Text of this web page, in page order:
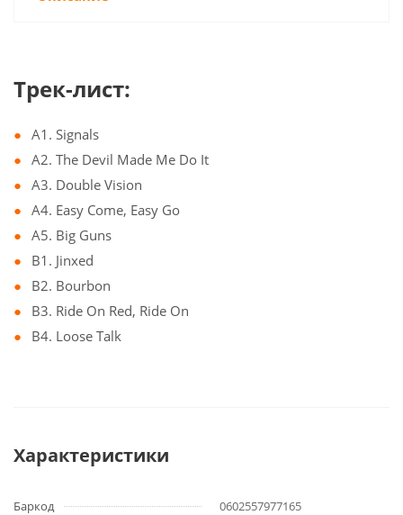
Трек-лист:
A1. Signals
A2. The Devil Made Me Do It
A3. Double Vision
A4. Easy Come, Easy Go
A5. Big Guns
B1. Jinxed
B2. Bourbon
B3. Ride On Red, Ride On
B4. Loose Talk
Характеристики
Баркод
0602557977165